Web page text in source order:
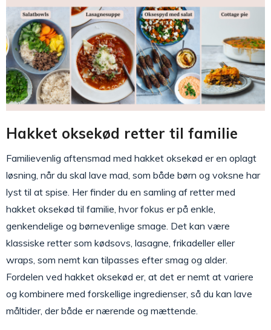
Hakket oksekød retter til familie
Familievenlig aftensmad med hakket oksekød er en oplagt
løsning, når du skal lave mad, som både børn og voksne har
lyst til at spise. Her finder du en samling af retter med
hakket oksekød til familie, hvor fokus er på enkle,
genkendelige og børnevenlige smage. Det kan være
klassiske retter som kødsovs, lasagne, frikadeller eller
wraps, som nemt kan tilpasses efter smag og alder.
Fordelen ved hakket oksekød er, at det er nemt at variere
og kombinere med forskellige ingredienser, så du kan lave
måltider, der både er nærende og mættende.